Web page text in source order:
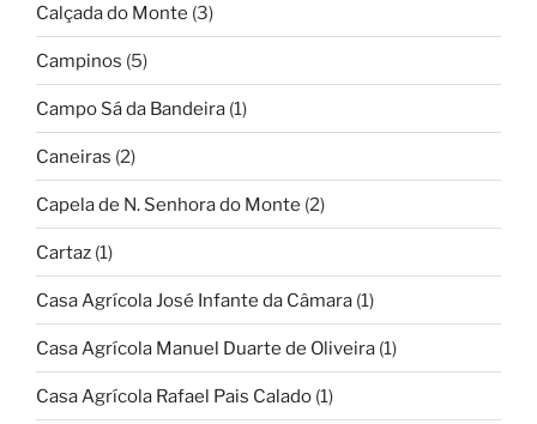
Calçada do Monte (3)
Campinos (5)
Campo Sá da Bandeira (1)
Caneiras (2)
Capela de N. Senhora do Monte (2)
Cartaz (1)
Casa Agrícola José Infante da Câmara (1)
Casa Agrícola Manuel Duarte de Oliveira (1)
Casa Agrícola Rafael Pais Calado (1)